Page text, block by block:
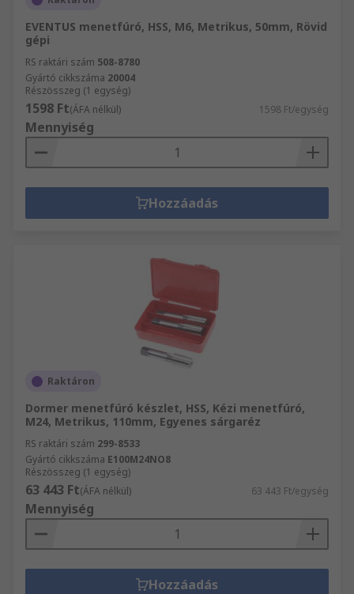
EVENTUS menetfúró, HSS, M6, Metrikus, 50mm, Rövid
gépi
RS raktári szám 508-8780
Gyártó cikkszáma 20004
Részösszeg (1 egység)
1598 Ft(ÁFA nélkül) 1598 Ft/egység
Mennyiség
Hozzáadás
Raktáron
Dormer menetfúró készlet, HSS, Kézi menetfúró,
M24, Metrikus, 110mm, Egyenes sárgaréz
RS raktári szám 299-8533
Gyártó cikkszáma E100M24NO8
Részösszeg (1 egység)
63 443 Ft(ÁFA nélkül) 63 443 Ft/egység
Mennyiség
Hozzáadás